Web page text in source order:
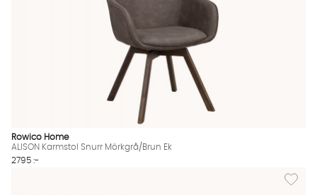
Rowico Home
ALISON Karmstol Snurr Mörkgrå/Brun Ek
2795 :-
Lägg